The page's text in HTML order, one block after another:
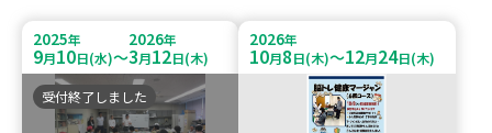
2025年
9月10日(水)～
2026年
3月12日(木)
受付終了しました
2026年
10月8日(木)～12月24日(木)